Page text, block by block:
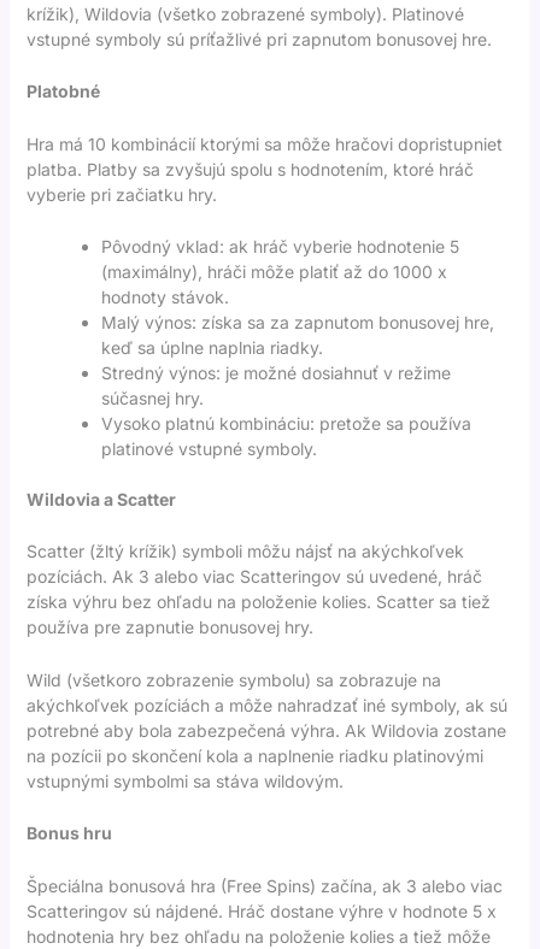
krížik), Wildovia (všetko zobrazené symboly). Platinové
vstupné symboly sú príťažlivé pri zapnutom bonusovej hre.
Platobné
Hra má 10 kombinácií ktorými sa môže hračovi dopristupniet
platba. Platby sa zvyšujú spolu s hodnotením, ktoré hráč
vyberie pri začiatku hry.
Pôvodný vklad: ak hráč vyberie hodnotenie 5
(maximálny), hráči môže platiť až do 1000 x
hodnoty stávok.
Malý výnos: získa sa za zapnutom bonusovej hre,
keď sa úplne naplnia riadky.
Stredný výnos: je možné dosiahnuť v režime
súčasnej hry.
Vysoko platnú kombináciu: pretože sa používa
platinové vstupné symboly.
Wildovia a Scatter
Scatter (žltý krížik) symboli môžu nájsť na akýchkoľvek
pozíciách. Ak 3 alebo viac Scatteringov sú uvedené, hráč
získa výhru bez ohľadu na položenie kolies. Scatter sa tiež
používa pre zapnutie bonusovej hry.
Wild (všetkoro zobrazenie symbolu) sa zobrazuje na
akýchkoľvek pozíciách a môže nahradzať iné symboly, ak sú
potrebné aby bola zabezpečená výhra. Ak Wildovia zostane
na pozícii po skončení kola a naplnenie riadku platinovými
vstupnými symbolmi sa stáva wildovým.
Bonus hru
Špeciálna bonusová hra (Free Spins) začína, ak 3 alebo viac
Scatteringov sú nájdené. Hráč dostane výhre v hodnote 5 x
hodnotenia hry bez ohľadu na položenie kolies a tiež môže